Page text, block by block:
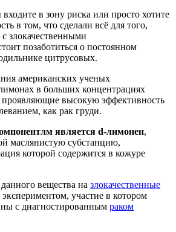
в зону риска или просто хотите
в том, что сделали всё для того,
злокачественными
позаботиться о постоянном
цитрусовых.
американских ученых
в больших концентрациях
проявляющие высокую эффективность
как рак груди.
является d-лимонен,
маслянистую субстанцию,
которой содержится в кожуре
вещества на злокачественные
участие в котором
с диагностированным раком